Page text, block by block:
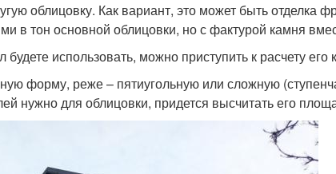
облицовку. Как вариант, это может быть отделка
в тон основной облицовки, но с фактурой камня
использовать, можно приступить к расчету его
форму, реже – пятиугольную или сложную
нужно для облицовки, придется высчитать его